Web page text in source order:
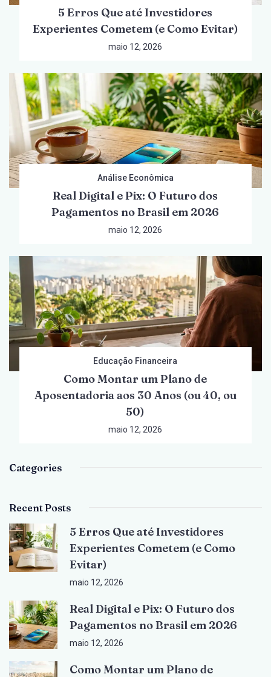
5 Erros Que até Investidores
Experientes Cometem (e Como Evitar)
maio 12, 2026
Análise Econômica
Real Digital e Pix: O Futuro dos
Pagamentos no Brasil em 2026
maio 12, 2026
Educação Financeira
Como Montar um Plano de
Aposentadoria aos 30 Anos (ou 40, ou
50)
maio 12, 2026
Categories
Recent Posts
5 Erros Que até Investidores
Experientes Cometem (e Como
Evitar)
maio 12, 2026
Real Digital e Pix: O Futuro dos
Pagamentos no Brasil em 2026
maio 12, 2026
Como Montar um Plano de